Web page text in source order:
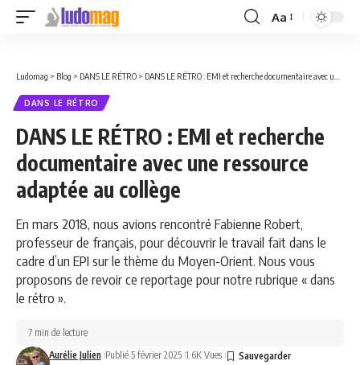
Font
Aa
Ludomag > Blog > DANS LE RÉTRO > DANS LE RÉTRO : EMI et recherche documentaire avec une ressource adaptée au collège
DANS LE RÉTRO
DANS LE RÉTRO : EMI et recherche
documentaire avec une ressource
adaptée au collège
En mars 2018, nous avions rencontré Fabienne Robert,
professeur de français, pour découvrir le travail fait dans le
cadre d’un EPI sur le thème du Moyen-Orient. Nous vous
proposons de revoir ce reportage pour notre rubrique « dans
le rétro ».
Aurélie Julien Publié 5 février 2025 1.6K Vues
7 min de lecture